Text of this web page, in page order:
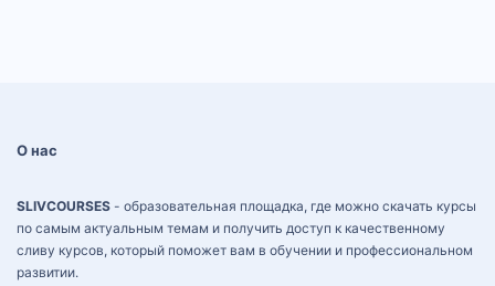
О нас
SLIVCOURSES - образовательная площадка, где можно скачать курсы
по самым актуальным темам и получить доступ к качественному
сливу курсов, который поможет вам в обучении и профессиональном
развитии.